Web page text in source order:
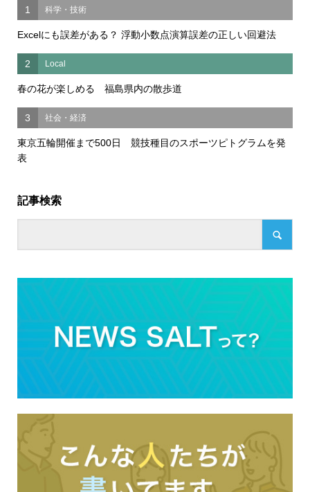
1 科学・技術
Excelにも誤差がある？ 浮動小数点演算誤差の正しい回避法
2 Local
春の花が楽しめる 福島県内の散歩道
3 社会・経済
東京五輪開催まで500日 競技種目のスポーツピトグラムを発
表
記事検索